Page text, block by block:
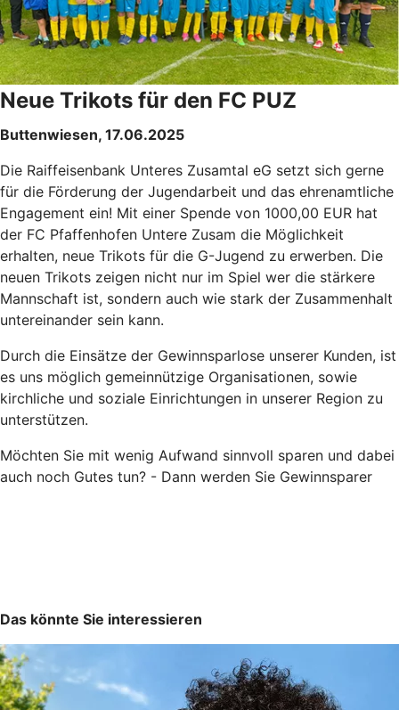
Neue Trikots für den FC PUZ
Buttenwiesen, 17.06.2025
Die Raiffeisenbank Unteres Zusamtal eG setzt sich gerne
für die Förderung der Jugendarbeit und das ehrenamtliche
Engagement ein! Mit einer Spende von 1000,00 EUR hat
der FC Pfaffenhofen Untere Zusam die Möglichkeit
erhalten, neue Trikots für die G-Jugend zu erwerben. Die
neuen Trikots zeigen nicht nur im Spiel wer die stärkere
Mannschaft ist, sondern auch wie stark der Zusammenhalt
untereinander sein kann.
Durch die Einsätze der Gewinnsparlose unserer Kunden, ist
es uns möglich gemeinnützige Organisationen, sowie
kirchliche und soziale Einrichtungen in unserer Region zu
unterstützen.
Möchten Sie mit wenig Aufwand sinnvoll sparen und dabei
auch noch Gutes tun? - Dann werden Sie Gewinnsparer
Das könnte Sie interessieren